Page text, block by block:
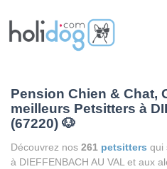
Pension Chien & Chat,
meilleurs Petsitters à
(67220) 🐶
Découvrez nos 261 petsitters qui
à DIEFFENBACH AU VAL et aux